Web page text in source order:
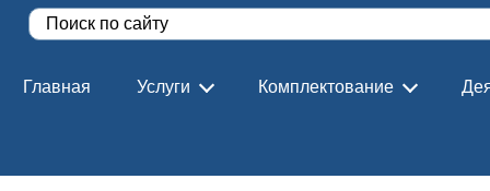
Главная Услуги Комплектование